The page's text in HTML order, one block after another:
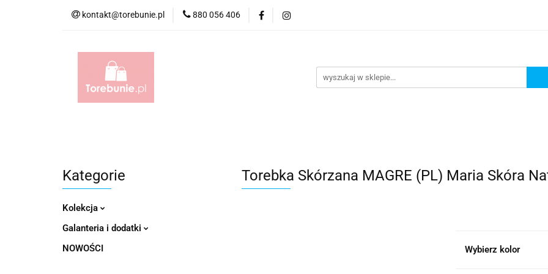
kontakt@torebunie.pl 880 056 406
Torebki Torby i Saszetki męskie
Kategorie
Kolekcja
Galanteria i dodatki
NOWOŚCI
Torebka Skórzana MAGRE (PL) Maria Skóra
Wybierz kolor